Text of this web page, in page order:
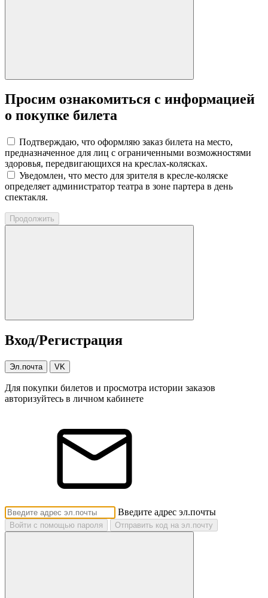
Просим ознакомиться с информацией
о покупке билета
Подтверждаю, что оформляю заказ билета на место,
предназначенное для лиц с ограниченными возможностями
здоровья, передвигающихся на креслах-колясках.
Уведомлен, что место для зрителя в кресле-коляске
определяет администратор театра в зоне партера в день
спектакля.
Продолжить
Вход/Регистрация
Эл.почта VK
Для покупки билетов и просмотра истории заказов
авторизуйтесь в личном кабинете
Введите адрес эл.почты
Войти с помощью пароля Отправить код на эл.почту